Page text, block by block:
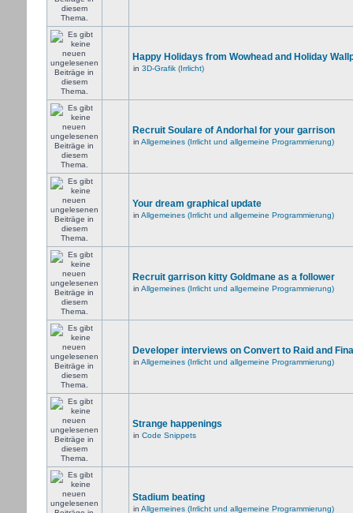
Happy Holidays from Wowhead and Holiday
in 3D-Grafik (Irrlicht)
Recruit Soulare of Andorhal for your garrison
in Allgemeines (Irrlicht und allgemeine Programmierung)
Your dream graphical update
in Allgemeines (Irrlicht und allgemeine Programmierung)
Recruit garrison kitty Goldmane as a follower
in Allgemeines (Irrlicht und allgemeine Programmierung)
Developer interviews on Convert to Raid and
in Allgemeines (Irrlicht und allgemeine Programmierung)
Strange happenings
in Code Snippets
Stadium beating
in Allgemeines (Irrlicht und allgemeine Programmierung)